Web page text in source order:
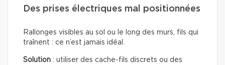
Des prises électriques mal positionnées
Rallonges visibles au sol ou le long des murs, fils qui
traînent : ce n’est jamais idéal.
Solution : utiliser des cache-fils discrets ou des